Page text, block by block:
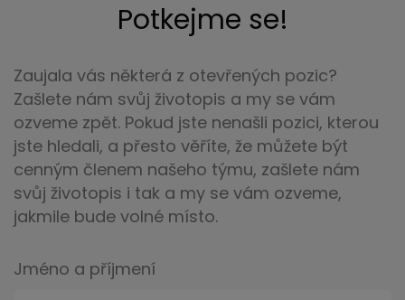
Potkejme se!
Zaujala vás některá z otevřených pozic?
Zašlete nám svůj životopis a my se vám
ozveme zpět. Pokud jste nenašli pozici, kterou
jste hledali, a přesto věříte, že můžete být
cenným členem našeho týmu, zašlete nám
svůj životopis i tak a my se vám ozveme,
jakmile bude volné místo.
Jméno a příjmení